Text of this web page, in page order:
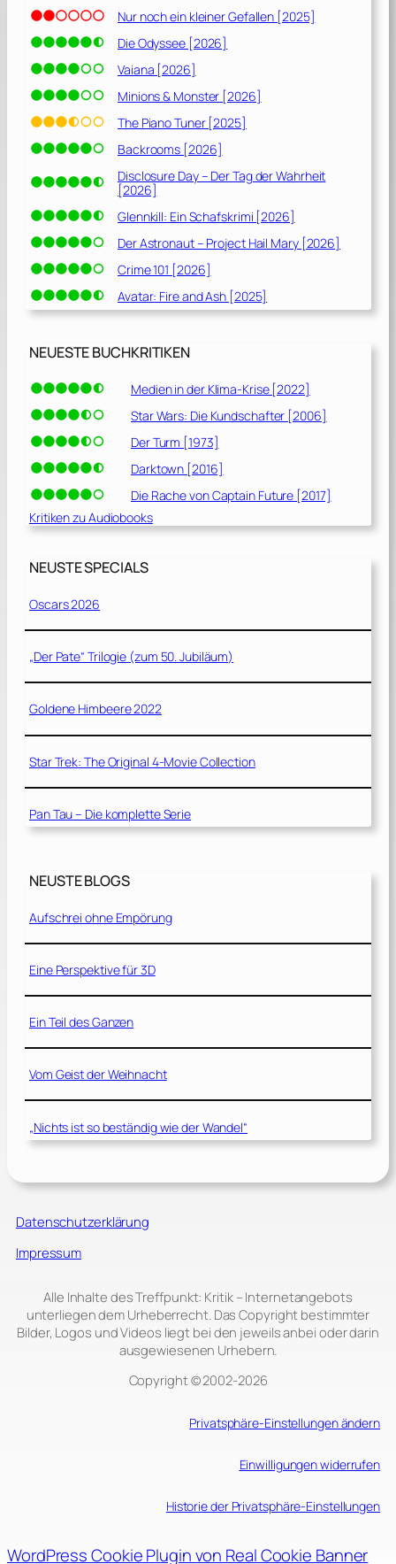
Nur noch ein kleiner Gefallen [2025]
Die Odyssee [2026]
Vaiana [2026]
Minions & Monster [2026]
The Piano Tuner [2025]
Backrooms [2026]
Disclosure Day – Der Tag der Wahrheit
[2026]
Glennkill: Ein Schafskrimi [2026]
Der Astronaut – Project Hail Mary [2026]
Crime 101 [2026]
Avatar: Fire and Ash [2025]
NEUESTE BUCHKRITIKEN
Medien in der Klima-Krise [2022]
Star Wars: Die Kundschafter [2006]
Der Turm [1973]
Darktown [2016]
Die Rache von Captain Future [2017]
Kritiken zu Audiobooks
NEUSTE SPECIALS
Oscars 2026
„Der Pate“ Trilogie (zum 50. Jubiläum)
Goldene Himbeere 2022
Star Trek: The Original 4-Movie Collection
Pan Tau – Die komplette Serie
NEUSTE BLOGS
Aufschrei ohne Empörung
Eine Perspektive für 3D
Ein Teil des Ganzen
Vom Geist der Weihnacht
„Nichts ist so beständig wie der Wandel“
Datenschutzerklärung
Impressum
Alle Inhalte des Treffpunkt: Kritik – Internetangebots
unterliegen dem Urheberrecht. Das Copyright bestimmter
Bilder, Logos und Videos liegt bei den jeweils anbei oder darin
ausgewiesenen Urhebern.
Copyright © 2002‑2026
Privatsphäre-Einstellungen ändern
Einwilligungen widerrufen
Historie der Privatsphäre-Einstellungen
WordPress Cookie Plugin von Real Cookie Banner